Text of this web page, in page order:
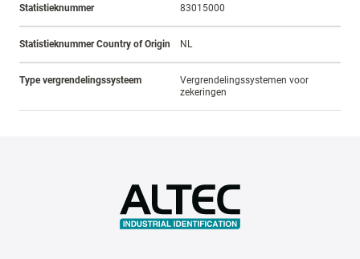
Statistieknummer 83015000
Statistieknummer Country of Origin NL
Type vergrendelingssysteem
Vergrendelingssystemen voor
zekeringen